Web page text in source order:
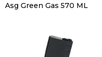
Asg Green Gas 570 ML